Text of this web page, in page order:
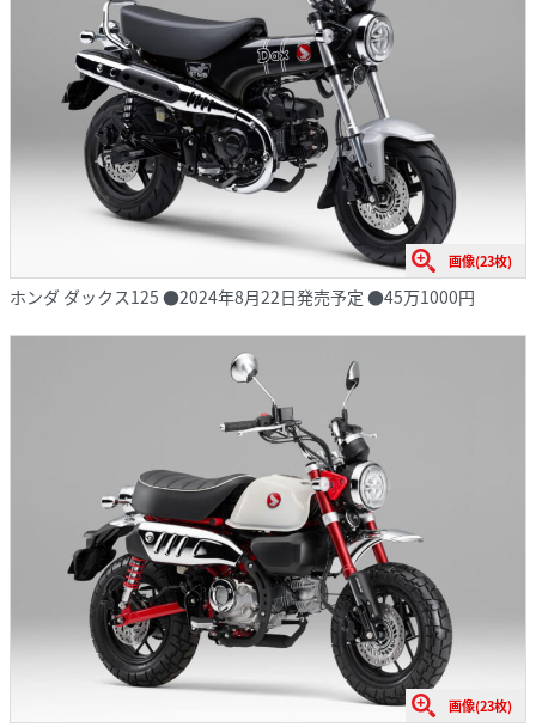
画像(23枚)
ホンダ ダックス125 ●2024年8月22日発売予定 ●45万1000円
画像(23枚)